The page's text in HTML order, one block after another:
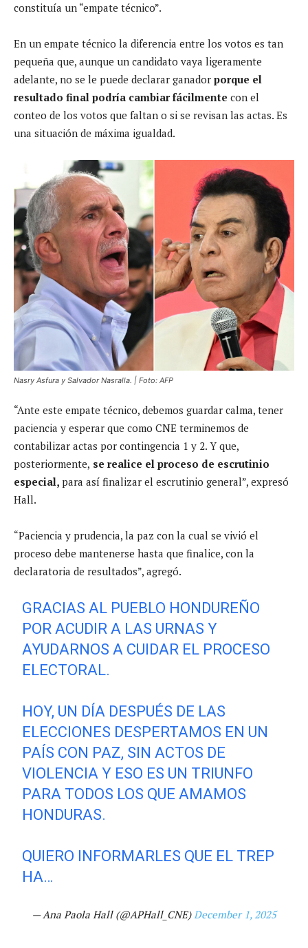
constituía un “empate técnico”.
En un empate técnico la diferencia entre los votos es tan
pequeña que, aunque un candidato vaya ligeramente
adelante, no se le puede declarar ganador porque el
resultado final podría cambiar fácilmente con el
conteo de los votos que faltan o si se revisan las actas. Es
una situación de máxima igualdad.
Nasry Asfura y Salvador Nasralla. | Foto: AFP
“Ante este empate técnico, debemos guardar calma, tener
paciencia y esperar que como CNE terminemos de
contabilizar actas por contingencia 1 y 2. Y que,
posteriormente, se realice el proceso de escrutinio
especial, para así finalizar el escrutinio general”, expresó
Hall.
“Paciencia y prudencia, la paz con la cual se vivió el
proceso debe mantenerse hasta que finalice, con la
declaratoria de resultados”, agregó.
GRACIAS AL PUEBLO HONDUREÑO
POR ACUDIR A LAS URNAS Y
AYUDARNOS A CUIDAR EL PROCESO
ELECTORAL.
HOY, UN DÍA DESPUÉS DE LAS
ELECCIONES DESPERTAMOS EN UN
PAÍS CON PAZ, SIN ACTOS DE
VIOLENCIA Y ESO ES UN TRIUNFO
PARA TODOS LOS QUE AMAMOS
HONDURAS.
QUIERO INFORMARLES QUE EL TREP
HA…
— Ana Paola Hall (@APHall_CNE)December 1, 2025